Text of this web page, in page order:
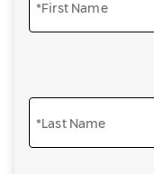
*First Name
*Last Name